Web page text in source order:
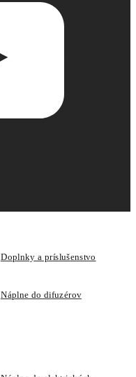
Doplnky a príslušenstvo
Náplne do difuzérov